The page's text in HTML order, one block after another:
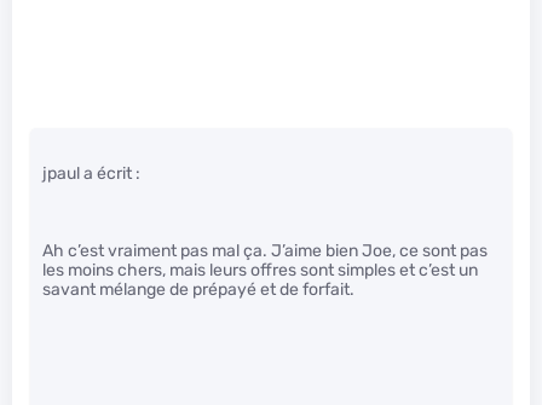
jpaul a écrit :
Ah c’est vraiment pas mal ça. J’aime bien Joe, ce sont pas
les moins chers, mais leurs offres sont simples et c’est un
savant mélange de prépayé et de forfait.